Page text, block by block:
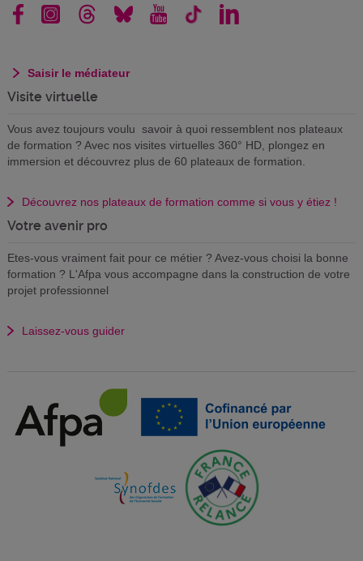
Saisir le médiateur
Visite virtuelle
Vous avez toujours voulu savoir à quoi ressemblent nos plateaux
de formation ? Avec nos visites virtuelles 360° HD, plongez en
immersion et découvrez plus de 60 plateaux de formation.
Découvrez nos plateaux de formation comme si vous y étiez !
Votre avenir pro
Etes-vous vraiment fait pour ce métier ? Avez-vous choisi la bonne
formation ? L'Afpa vous accompagne dans la construction de votre
projet professionnel
Laissez-vous guider